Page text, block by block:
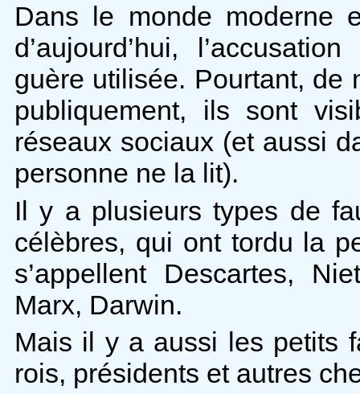
Dans le monde moderne
d’aujourd’hui,
guère utilisée. Pourtant, de
publiquement, ils sont
réseaux sociaux (et aussi
personne ne la lit).
Il y a plusieurs types de
célèbres, qui ont tordu la
s’appellent Descartes,
Marx, Darwin.
Mais il y a aussi les petits
rois, présidents et autres